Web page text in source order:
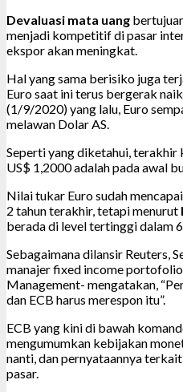
Devaluasi mata uang
menjadi kompetitif di pasar
ekspor akan meningkat.
Hal yang sama berisiko juga
Euro saat ini terus bergerak
(1/9/2020) yang lalu, Euro
melawan Dolar AS.
Seperti yang diketahui, terakhir
US$ 1,2000 adalah pada awal
Nilai tukar Euro sudah
2 tahun terakhir, tetapi menurut
berada di level tertinggi dalam
Sebagaimana dilansir Reuters,
manajer fixed income
Management- mengatakan,
dan ECB harus merespon itu”.
ECB yang kini di bawah
mengumumkan kebijakan
nanti, dan pernyataannya
pasar.